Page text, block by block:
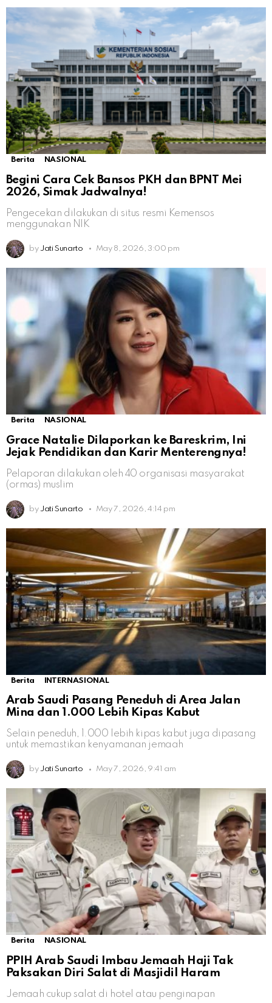
Berita NASIONAL
Begini Cara Cek Bansos PKH dan BPNT Mei
2026, Simak Jadwalnya!
Pengecekan dilakukan di situs resmi Kemensos
menggunakan NIK
by Jati Sunarto May 8, 2026, 3:00 pm
Berita NASIONAL
Grace Natalie Dilaporkan ke Bareskrim, Ini
Jejak Pendidikan dan Karir Menterengnya!
Pelaporan dilakukan oleh 40 organisasi masyarakat
(ormas) muslim
by Jati Sunarto May 7, 2026, 4:14 pm
Berita INTERNASIONAL
Arab Saudi Pasang Peneduh di Area Jalan
Mina dan 1.000 Lebih Kipas Kabut
Selain peneduh, 1.000 lebih kipas kabut juga dipasang
untuk memastikan kenyamanan jemaah
by Jati Sunarto May 7, 2026, 9:41 am
Berita NASIONAL
PPIH Arab Saudi Imbau Jemaah Haji Tak
Paksakan Diri Salat di Masjidil Haram
Jemaah cukup salat di hotel atau penginapan